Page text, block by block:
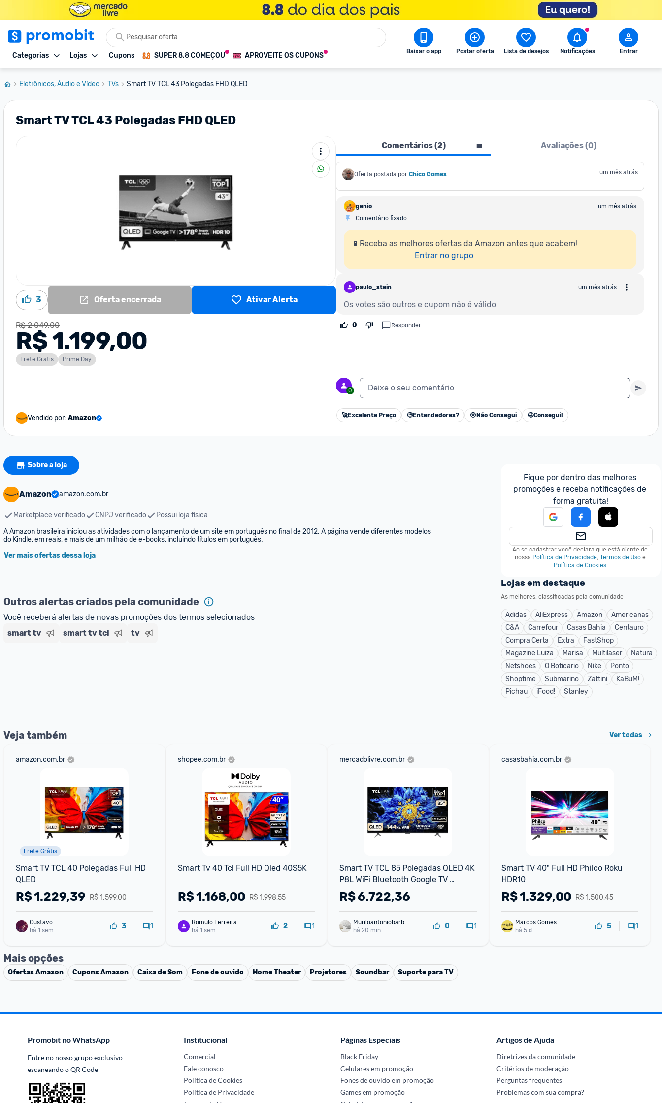
Categorias Lojas Cupons SUPER 8.8 COMEÇOU APROVEITE OS CUPONS Baixar o app Postar oferta Lista de desejos Notificações Entrar
Eletrônicos, Áudio e Vídeo TVs Smart TV TCL 43 Polegadas FHD QLED
Smart TV TCL 43 Polegadas FHD QLED
3 Oferta encerrada Ativar Alerta
R$ 2.049,00
R$ 1.199,00
Frete Grátis Prime Day
Vendido por: Amazon
Comentários (2) Avaliações (0)
Oferta postada por Chico Gomes um mês atrás
genio
um mês atrás
Comentário fixado
📱Receba as melhores ofertas da Amazon antes que acabem!
Entrar no grupo
paulo_stein um mês atrás
Os votes são outros e cupom não é válido
0 Responder
0 Deixe o seu comentário
🚀Excelente Preço 🧐Entendedores? 😢 Não Consegui 🤩Consegui!
Sobre a loja
Amazon amazon.com.br
Marketplace verificado CNPJ verificado
Possui loja física
A Amazon brasileira iniciou as atividades com o lançamento de um site em português no final de 2012. A página vende diferentes modelos
do Kindle, em reais, e mais de um milhão de e-books, incluindo títulos em português.
Ver mais ofertas dessa loja
Outros alertas criados pela comunidade
Você receberá alertas de novas promoções dos termos selecionados
smart tv
smart tv tcl tv
Fique por dentro das melhores
promoções e receba notificações de
forma gratuita!
Ao se cadastrar você declara que está ciente de
nossa Política de Privacidade, Termos de Uso e
Política de Cookies.
Lojas em destaque
As melhores, classificadas pela comunidade
Adidas AliExpress Amazon
Americanas
C&A
Carrefour Casas Bahia
Centauro
Compra Certa
Extra
FastShop
Magazine Luiza
Marisa Multilaser
Natura
Netshoes
O Boticario Nike
Ponto
Shoptime
Submarino Zattini
KaBuM!
Pichau
iFood! Stanley
Veja também Ver todas
amazon.com.br
Frete Grátis
Smart TV TCL 40 Polegadas Full HD
QLED
R$ 1.599,00
R$1.229,39
Gustavo
há 1 sem
3 1
shopee.com.br
Smart Tv 40 Tcl Full HD Qled 40S5K
R$ 1.998,55
R$1.168,00
Romulo Ferreira
há 1 sem
2 1
mercadolivre.com.br
Smart TV TCL 85 Polegadas QLED 4K
P8L WiFi Bluetooth Google TV
HDR10+ 144 Hz VRR 85P8L
R$6.722,36
Muriloantoniobarbo
sa
há 20 min 0 1
casasbahia.com.br
Smart TV 40" Full HD Philco Roku
HDR10
R$ 1.500,45
R$1.329,00
Marcos Gomes
há 5 d
5 1
Mais opções
OfertasAmazon CuponsAmazon Caixa de Som Fone de ouvido Home Theater Projetores Soundbar Suporte para TV
Promobit no WhatsApp
Entre no nosso grupo exclusivo
escaneando o QR Code
Institucional
Comercial
Fale conosco
Política de Cookies
Política de Privacidade
Páginas Especiais
Black Friday
Celulares em promoção
Fones de ouvido em promoção
Games em promoção
Artigos de Ajuda
Diretrizes da comunidade
Critérios de moderação
Perguntas frequentes
Problemas com sua compra?